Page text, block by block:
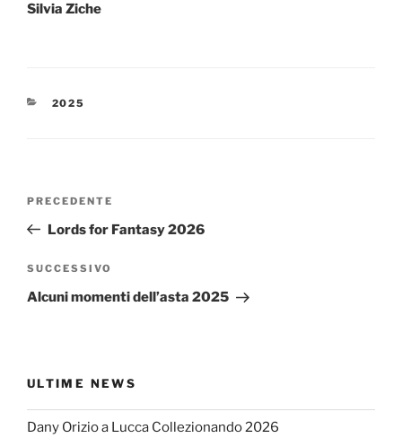
Silvia Ziche
CATEGORIE
2025
Articolo
precedente:
PRECEDENTE
Lords for Fantasy 2026
Articolo
successivo
SUCCESSIVO
Alcuni momenti dell’asta 2025
ULTIME NEWS
Dany Orizio a Lucca Collezionando 2026